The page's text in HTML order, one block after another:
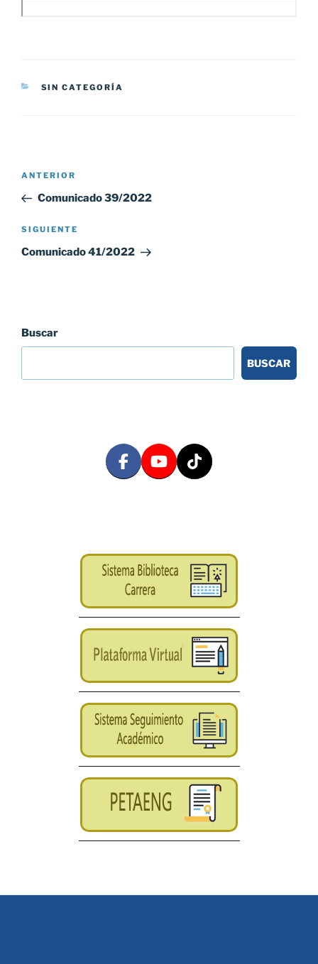
CATEGORÍAS
SIN CATEGORÍA
Navegación
entradas
Entrada
anterior:
ANTERIOR
Comunicado 39/2022
Siguiente
entrada
SIGUIENTE
Comunicado 41/2022
Buscar
BUSCAR